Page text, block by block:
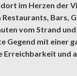
im Herzen der
Restaurants, Bars,
vom Strand
Gegend mit einer
Erreichbarkeit und